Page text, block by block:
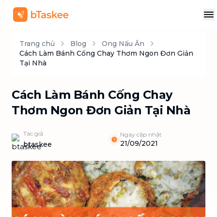
Trang chủ Blog
Ong Nấu Ăn
Cách Làm Bánh Cống Chay Thơm Ngon Đơn Giản
Tại Nhà
Cách Làm Bánh Cống Chay
Thơm Ngon Đơn Giản Tại Nhà
Tác giả
btaskee
Ngày cập nhật
21/09/2021